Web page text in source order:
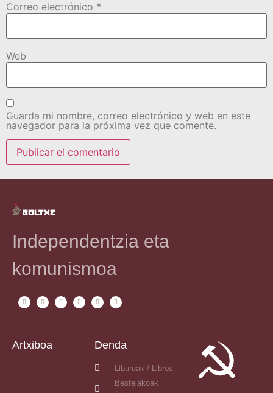
Correo electrónico *
Web
Guarda mi nombre, correo electrónico y web en este
navegador para la próxima vez que comente.
Independentzia eta
komunismoa
Artxiboa Denda
Liburuak / Libros
Bestelakoak